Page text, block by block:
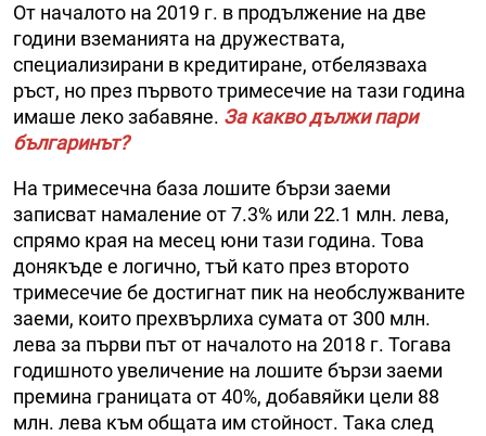
От началото на 2019 г. в продължение на две
години вземанията на дружествата,
специализирани в кредитиране, отбелязваха
ръст, но през първото тримесечие на тази година
имаше леко забавяне. За какво дължи пари
българинът?
На тримесечна база лошите бързи заеми
записват намаление от 7.3% или 22.1 млн. лева,
спрямо края на месец юни тази година. Това
донякъде е логично, тъй като през второто
тримесечие бе достигнат пик на необслужваните
заеми, които прехвърлиха сумата от 300 млн.
лева за първи път от началото на 2018 г. Тогава
годишното увеличение на лошите бързи заеми
премина границата от 40%, добавяйки цели 88
млн. лева към общата им стойност. Така след